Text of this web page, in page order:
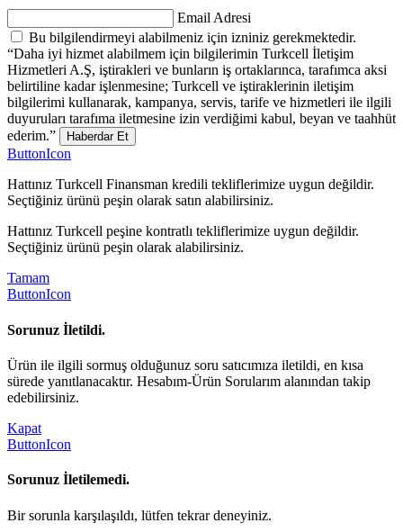
Email Adresi
Bu bilgilendirmeyi alabilmeniz için izniniz gerekmektedir.
“Daha iyi hizmet alabilmem için bilgilerimin Turkcell İletişim
Hizmetleri A.Ş, iştirakleri ve bunların iş ortaklarınca, tarafımca aksi
belirtiline kadar işlenmesine; Turkcell ve iştiraklerinin iletişim
bilgilerimi kullanarak, kampanya, servis, tarife ve hizmetleri ile ilgili
duyuruları tarafıma iletmesine izin verdiğimi kabul, beyan ve taahhüt
ederim.”
Haberdar Et
ButtonIcon
Hattınız Turkcell Finansman kredili tekliflerimize uygun değildir.
Seçtiğiniz ürünü peşin olarak satın alabilirsiniz.
Hattınız Turkcell peşine kontratlı tekliflerimize uygun değildir.
Seçtiğiniz ürünü peşin olarak alabilirsiniz.
Tamam
ButtonIcon
Sorunuz İletildi.
Ürün ile ilgili sormuş olduğunuz soru satıcımıza iletildi, en kısa
sürede yanıtlanacaktır. Hesabım-Ürün Sorularım alanından takip
edebilirsiniz.
Kapat
ButtonIcon
Sorunuz İletilemedi.
Bir sorunla karşılaşıldı, lütfen tekrar deneyiniz.